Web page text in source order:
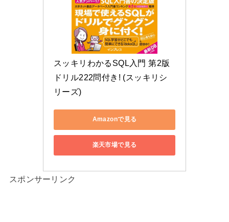
スッキリわかるSQL入門 第2版
ドリル222問付き! (スッキリシ
リーズ)
Amazonで見る
楽天市場で見る
スポンサーリンク